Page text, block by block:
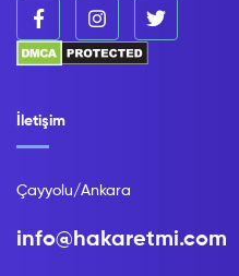
İletişim
Çayyolu/Ankara
info@hakaretmi.com